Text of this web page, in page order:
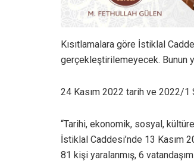
Kısıtlamalara göre İstiklal
gerçekleştirilemeyecek. Bunun
24 Kasım 2022 tarih ve 2022/1
“Tarihi, ekonomik, sosyal,
İstiklal Caddesi’nde 13 Kasım
81 kişi yaralanmış, 6